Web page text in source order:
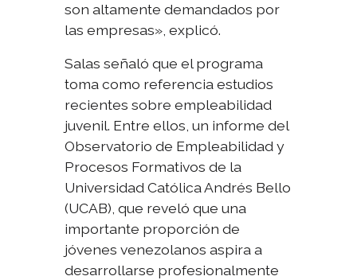
son altamente demandados por
las empresas», explicó.
Salas señaló que el programa
toma como referencia estudios
recientes sobre empleabilidad
juvenil. Entre ellos, un informe del
Observatorio de Empleabilidad y
Procesos Formativos de la
Universidad Católica Andrés Bello
(UCAB), que reveló que una
importante proporción de
jóvenes venezolanos aspira a
desarrollarse profesionalmente